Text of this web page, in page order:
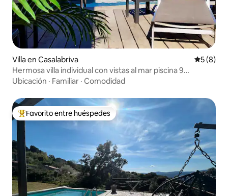
Villa en Casalabriva
5 (8)
Hermosa villa individual con vistas al mar piscina 9
personas
Ubicación · Familiar · Comodidad
Favorito entre huéspedes preferido
Favorito entre huéspedes